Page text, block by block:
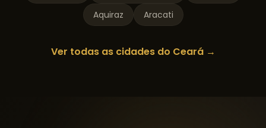
Aquiraz
Aracati
Ver todas as cidades do Ceará→